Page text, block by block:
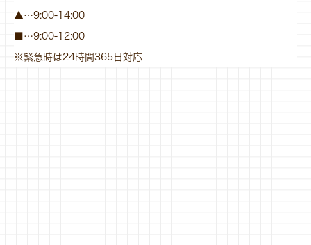
▲…9:00-14:00
■…9:00-12:00
※緊急時は24時間365日対応